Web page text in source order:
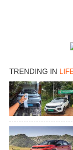
TRENDING IN